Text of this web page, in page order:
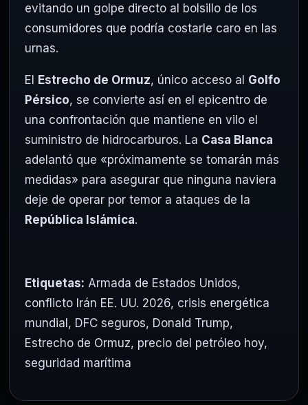
evitando un golpe directo al bolsillo de los
consumidores que podría costarle caro en las
urnas.
El Estrecho de Ormuz, único acceso al Golfo
Pérsico, se convierte así en el epicentro de
una confrontación que mantiene en vilo el
suministro de hidrocarburos. La Casa Blanca
adelantó que «próximamente se tomarán más
medidas» para asegurar que ninguna naviera
deje de operar por temor a ataques de la
República Islámica.
Etiquetas: Armada de Estados Unidos,
conflicto Irán EE. UU. 2026, crisis energética
mundial, DFC seguros, Donald Trump,
Estrecho de Ormuz, precio del petróleo hoy,
seguridad marítima